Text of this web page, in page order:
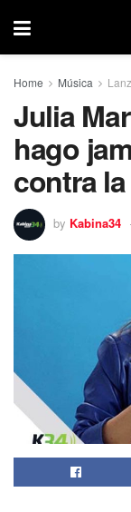
Home Música
Julia
hago
contra
by Kabina34